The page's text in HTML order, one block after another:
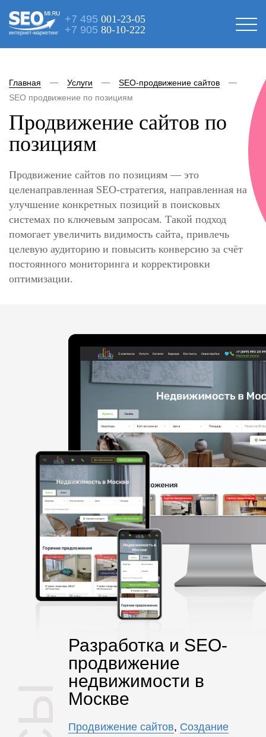
интернет-маркетинг
+7 495 001-23-05
+7 905 80-10-222
Главная Услуги
SEO-продвижение сайтов
SEO продвижение по позициям
Продвижение сайтов по
позициям
Продвижение сайтов по позициям — это
целенаправленная SEO-стратегия, направленная на
улучшение конкретных позиций в поисковых
системах по ключевым запросам. Такой подход
помогает увеличить видимость сайта, привлечь
целевую аудиторию и повысить конверсию за счёт
постоянного мониторинга и корректировки
оптимизации.
Разработка и SEO-
продвижение
недвижимости в
Москве
Продвижение сайтов, Создание